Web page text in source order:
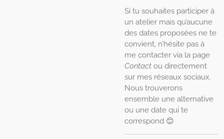
Si tu souhaites participer à
un atelier mais qu’aucune
des dates proposées ne te
convient, n’hésite pas à
me contacter via la page
Contact ou directement
sur mes réseaux sociaux.
Nous trouverons
ensemble une alternative
ou une date qui te
correspond 😊